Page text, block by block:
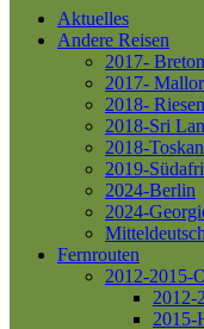
Aktuelles
Andere Reisen
2017-
2017-
2018-
2018-Sri
2018-
2019-
2024-Berlin
2024-
Fernrouten
2012-2015-
2012-
2015-